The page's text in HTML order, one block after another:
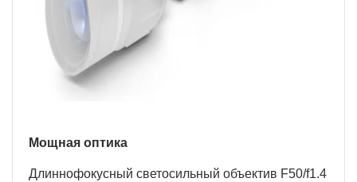
Мощная оптика
Длиннофокусный светосильный объектив F50/f1.4